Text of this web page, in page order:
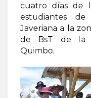
cuatro días de
estudiantes de
Javeriana a la
de BsT de la
Quimbo.